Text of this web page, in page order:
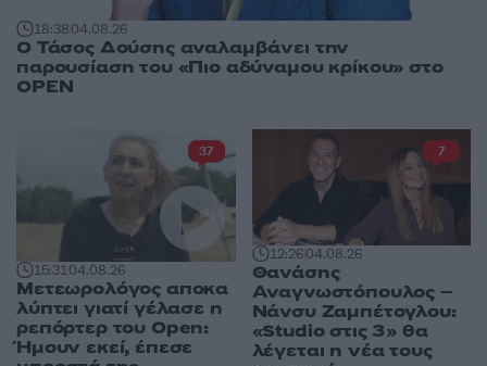
18:3804.08.26
Ο Τάσος Δούσης αναλαμβάνει την
παρουσίαση του «Πιο αδύναμου κρίκου» στο
OPEN
15:3104.08.26
Μετεωρολόγος αποκα
λύπτει γιατί γέλασε η
ρεπόρτερ του Open:
Ήμουν εκεί, έπεσε
37
12:2604.08.26
Θανάσης
Αναγνωστόπουλος –
Νάνσυ Ζαμπέτογλου:
«Studio στις 3» θα
λέγεται η νέα τους
7